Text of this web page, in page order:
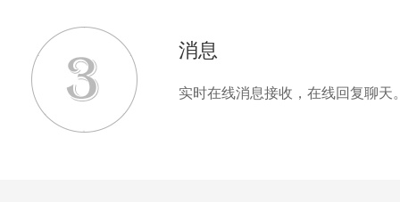
消息
实时在线消息接收，在线回复聊天